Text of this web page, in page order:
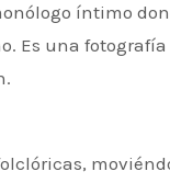
íntimo
Es una